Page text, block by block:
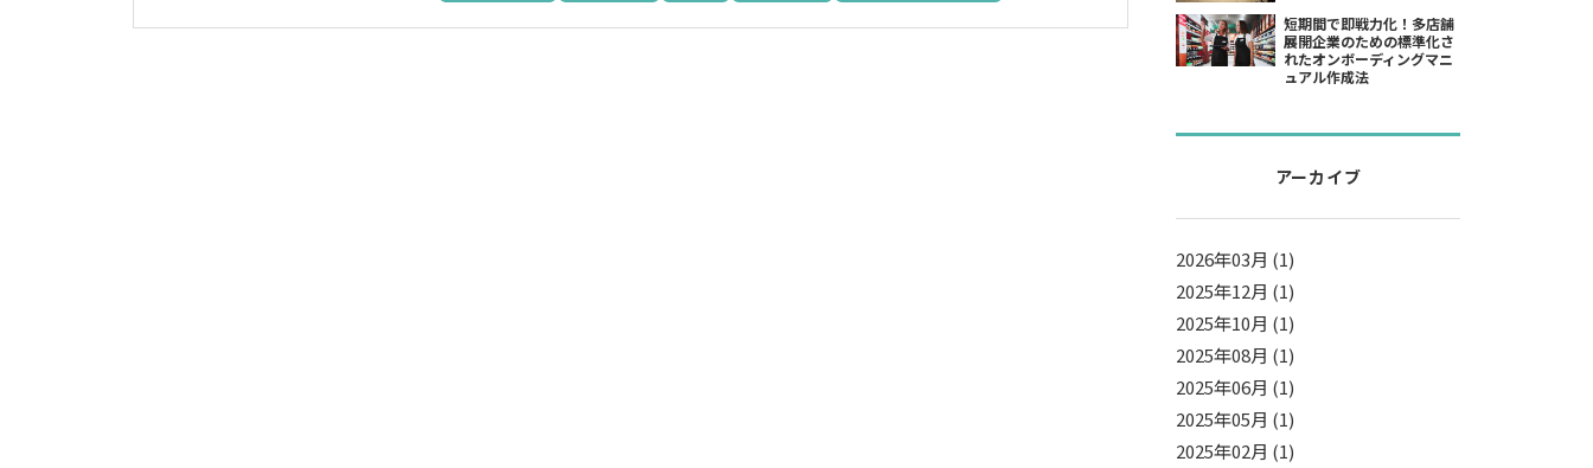
短期間で即戦力化！多店舗
展開企業のための標準化さ
れたオンボーディングマニ
ュアル作成法
アーカイブ
2026年03月 (1)
2025年12月 (1)
2025年10月 (1)
2025年08月 (1)
2025年06月 (1)
2025年05月 (1)
2025年02月 (1)